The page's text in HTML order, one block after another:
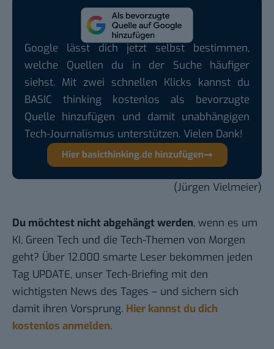
Google lässt dich jetzt selbst bestimmen,
welche Quellen du in der Suche häufiger
siehst. Mit zwei schnellen Klicks kannst du
BASIC thinking kostenlos als bevorzugte
Quelle hinzufügen und damit unabhängigen
Tech-Journalismus unterstützen. Vielen Dank!
Hier basicthinking.de hinzufügen
(Jürgen Vielmeier)
Du möchtest nicht abgehängt werden, wenn es um
KI, Green Tech und die Tech-Themen von Morgen
geht? Über 12.000 smarte Leser bekommen jeden
Tag UPDATE, unser Tech-Briefing mit den
wichtigsten News des Tages – und sichern sich
damit ihren Vorsprung. Hier kannst du dich
kostenlos anmelden.